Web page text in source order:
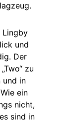
Lingby
und
Der
zu
und in
ein
nicht,
sind in